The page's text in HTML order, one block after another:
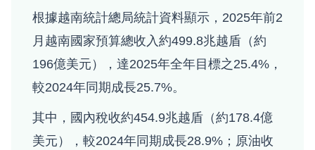
根據越南統計總局統計資料顯示，2025年前2
月越南國家預算總收入約499.8兆越盾（約
196億美元），達2025年全年目標之25.4%，
較2024年同期成長25.7%。
其中，國內稅收約454.9兆越盾（約178.4億
美元），較2024年同期成長28.9%；原油收